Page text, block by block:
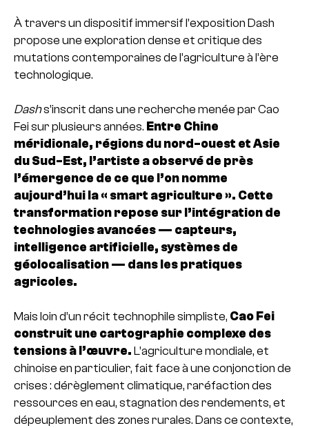
À travers un dispositif immersif l’exposition Dash
propose une exploration dense et critique des
mutations contemporaines de l’agriculture à l’ère
technologique.
Dashs’inscrit dans une recherche menée par Cao
Fei sur plusieurs années. Entre Chine
méridionale, régions du nord-ouest et Asie
du Sud-Est, l’artiste a observé de près
l’émergence de ce que l’on nomme
aujourd’hui la « smart agriculture ». Cette
transformation repose sur l’intégration de
technologies avancées — capteurs,
intelligence artificielle, systèmes de
géolocalisation — dans les pratiques
agricoles.
Mais loin d’un récit technophile simpliste, Cao Fei
construit une cartographie complexe des
tensions à l’œuvre. L’agriculture mondiale, et
chinoise en particulier, fait face à une conjonction de
crises : dérèglement climatique, raréfaction des
ressources en eau, stagnation des rendements, et
dépeuplement des zones rurales. Dans ce contexte,